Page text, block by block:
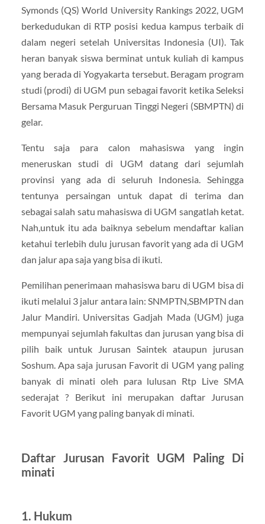
Symonds (QS) World University Rankings 2022, UGM
berkedudukan di RTP posisi kedua kampus terbaik di
dalam negeri setelah Universitas Indonesia (UI). Tak
heran banyak siswa berminat untuk kuliah di kampus
yang berada di Yogyakarta tersebut. Beragam program
studi (prodi) di UGM pun sebagai favorit ketika Seleksi
Bersama Masuk Perguruan Tinggi Negeri (SBMPTN) di
gelar.
Tentu saja para calon mahasiswa yang ingin
meneruskan studi di UGM datang dari sejumlah
provinsi yang ada di seluruh Indonesia. Sehingga
tentunya persaingan untuk dapat di terima dan
sebagai salah satu mahasiswa di UGM sangatlah ketat.
Nah,untuk itu ada baiknya sebelum mendaftar kalian
ketahui terlebih dulu jurusan favorit yang ada di UGM
dan jalur apa saja yang bisa di ikuti.
Pemilihan penerimaan mahasiswa baru di UGM bisa di
ikuti melalui 3 jalur antara lain: SNMPTN,SBMPTN dan
Jalur Mandiri. Universitas Gadjah Mada (UGM) juga
mempunyai sejumlah fakultas dan jurusan yang bisa di
pilih baik untuk Jurusan Saintek ataupun jurusan
Soshum. Apa saja jurusan Favorit di UGM yang paling
banyak di minati oleh para lulusan Rtp Live SMA
sederajat ? Berikut ini merupakan daftar Jurusan
Favorit UGM yang paling banyak di minati.
Daftar Jurusan Favorit UGM Paling Di
minati
1. Hukum